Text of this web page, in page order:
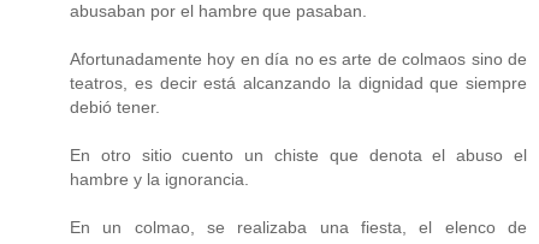
abusaban por el hambre que pasaban.
Afortunadamente hoy en día no es arte de colmaos sino de
teatros, es decir está alcanzando la dignidad que siempre
debió tener.
En otro sitio cuento un chiste que denota el abuso el
hambre y la ignorancia.
En un colmao, se realizaba una fiesta, el elenco de